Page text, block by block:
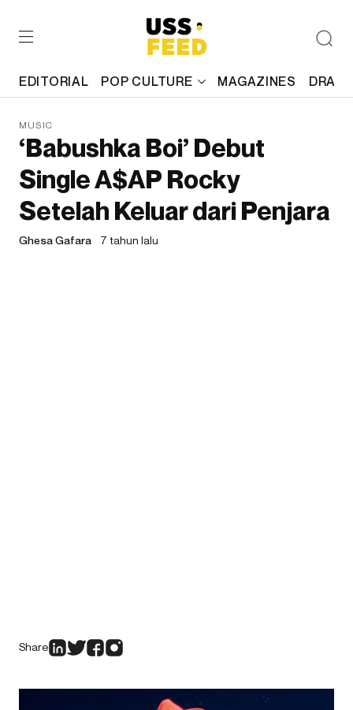
EDITORIAL POP CULTURE MAGAZINES
MUSIC
‘Babushka Boi’ Debut
Single A$AP Rocky
Setelah Keluar dari Penjara
Ghesa Gafara 7 tahun lalu
Share